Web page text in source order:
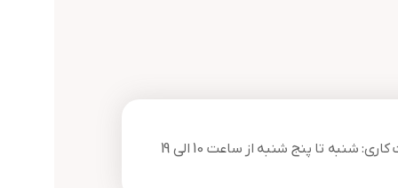
شنبه تا پنج شنبه از ساعت 10 الی 19